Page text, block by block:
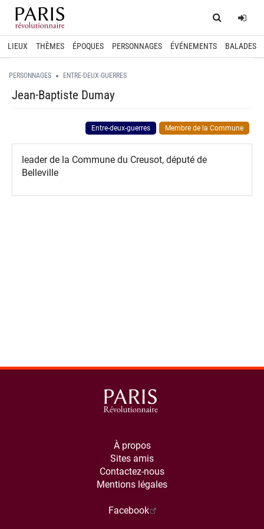
Home
LIEUX THÈMES ÉPOQUES PERSONNAGES ÉVÉNEMENTS BALADES
PERSONNAGES ENTRE-DEUX-GUERRES
Jean-Baptiste Dumay
Entre-deux-guerres Membre de la Commune
leader de la Commune du Creusot, député de
Belleville
À propos
Sites amis
Contactez-nous
Mentions légales
Facebook